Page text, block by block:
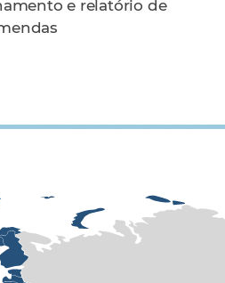
e relatório de